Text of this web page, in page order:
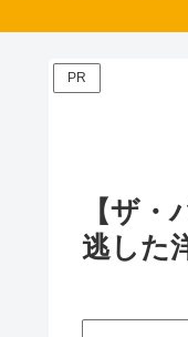
PR
【ザ
逃した